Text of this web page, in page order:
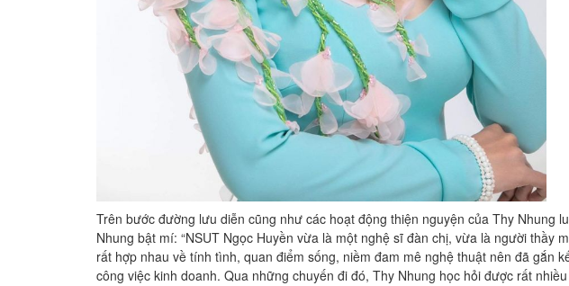
Trên bước đường lưu diễn cũng như các hoạt động thiện nguyện của Thy Nhung
Nhung bật mí: “NSUT Ngọc Huyền vừa là một nghệ sĩ đàn chị, vừa là người thầy
rất hợp nhau về tính tình, quan điểm sống, niềm đam mê nghệ thuật nên đã gắn
công việc kinh doanh. Qua những chuyến đi đó, Thy Nhung học hỏi được rất